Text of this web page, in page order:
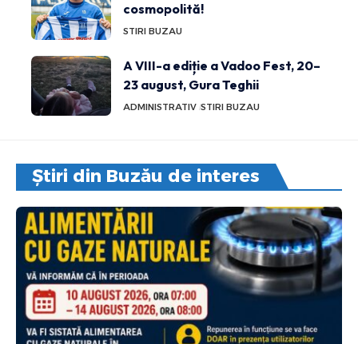
cosmopolită!
STIRI BUZAU
A VIII-a ediție a Vadoo Fest, 20–
23 august, Gura Teghii
ADMINISTRATIV STIRI BUZAU
Știri din Buzău de interes